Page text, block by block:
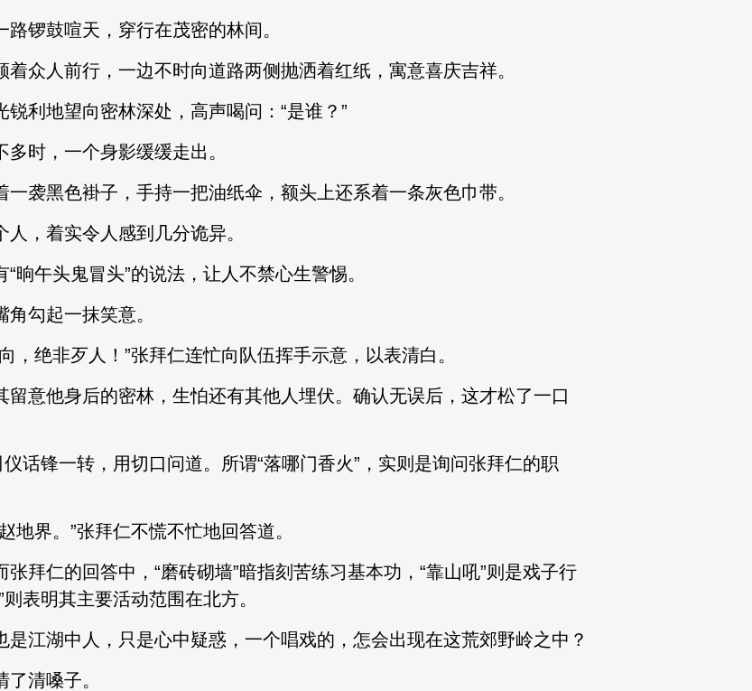
锣鼓喧天，穿行在茂密的林间。
人前行，一边不时向道路两侧抛洒着红纸，寓意喜庆吉祥。
地望向密林深处，高声喝问：“是谁？”
时，一个身影缓缓走出。
黑色褂子，手持一把油纸伞，额头上还系着一条灰色巾带。
，着实令人感到几分诡异。
午头鬼冒头”的说法，让人不禁心生警惕。
勾起一抹笑意。
绝非歹人！”张拜仁连忙向队伍挥手示意，以表清白。
他身后的密林，生怕还有其他人埋伏。确认无误后，这才松了一口
锋一转，用切口问道。所谓“落哪门香火”，实则是询问张拜仁的职
界。”张拜仁不慌不忙地回答道。
仁的回答中，“磨砖砌墙”暗指刻苦练习基本功，“靠山吼”则是戏子行
表明其主要活动范围在北方。
湖中人，只是心中疑惑，一个唱戏的，怎会出现在这荒郊野岭之中？
清嗓子。